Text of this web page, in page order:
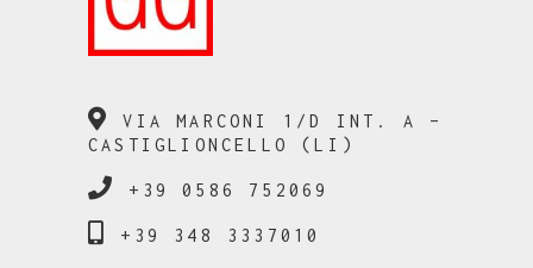
VIA MARCONI 1/D INT. A –
CASTIGLIONCELLO (LI)
+39 0586 752069
+39 348 3337010